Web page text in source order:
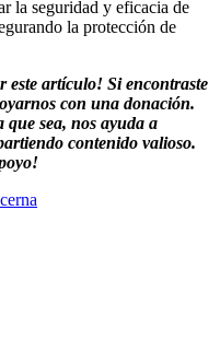
la seguridad y eficacia de
la protección de
este artículo! Si encontraste
con una donación.
sea, nos ayuda a
contenido valioso.